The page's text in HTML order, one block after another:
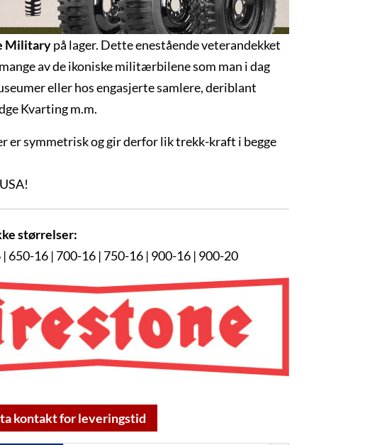
Militarypå lager. Dette enestående veterandekket
av de ikoniske militærbilene som man i dag
eller hos engasjerte samlere, deriblant
Kvarting m.m.
er symmetrisk og gir derfor lik trekk-kraft i begge
størrelser:
650-16 | 700-16 | 750-16 | 900-16 | 900-20
ta kontakt for leveringstid